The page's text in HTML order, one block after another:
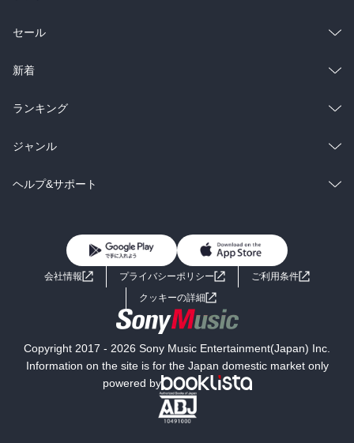
総合
ラノベ
雑誌・グラビア
BL・TL
セール
総合
ラノベ
雑誌・グラビア
BL・TL
新着
総合
ラノベ
雑誌・グラビア
ランキング
総合
ラノベ
ジャンル
コミック
ライトノベル 男子向けラノベ
小説
海外小説
ミステリー SF
文学
ヘルプ&サポート
よくあるご質問 お問い合わせ
会社情報 プライバシーポリシー
ご利用条件
クッキーの詳細
Copyright 2017 - 2026 Sony Music Entertainment(Japan) Inc.
Information on the site is for the Japan domestic market only
powered by